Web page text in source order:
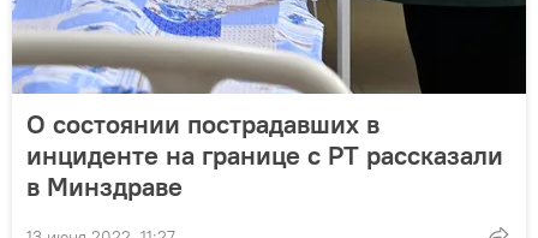
О состоянии пострадавших в
инциденте на границе с РТ рассказали
в Минздраве